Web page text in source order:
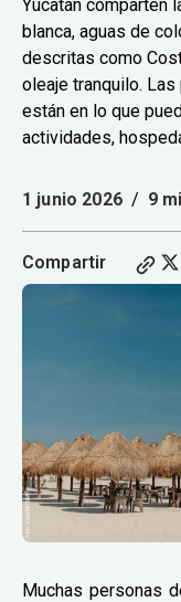
Yucatán comparten
blanca, aguas de
descritas como
oleaje tranquilo.
están en lo que
actividades,
1 junio 2026 / 9
Compartir
Muchas personas